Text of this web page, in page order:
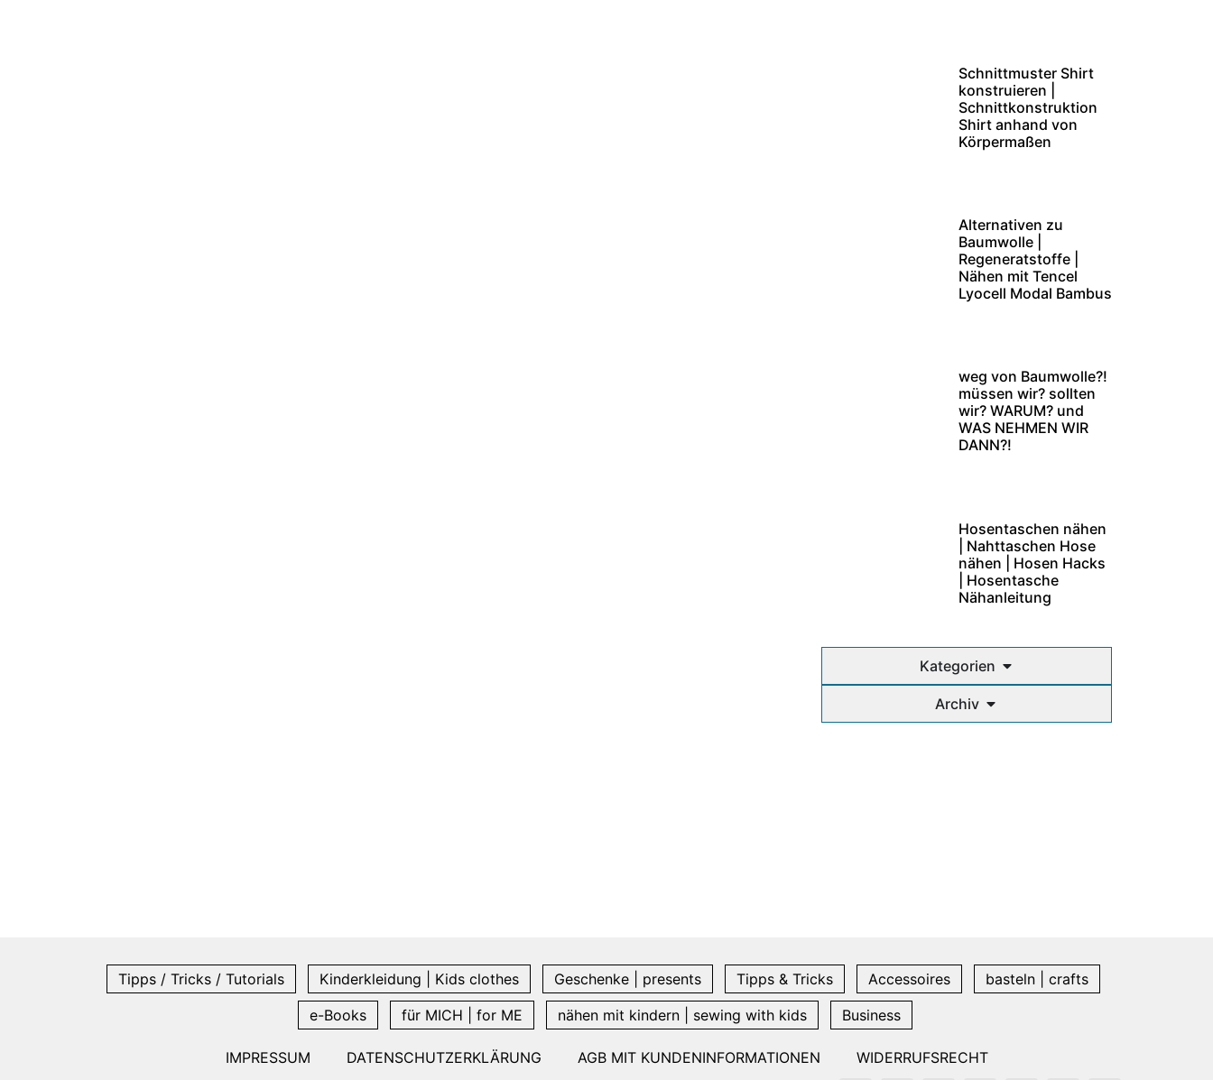
Schnittmuster Shirt
konstruieren |
Schnittkonstruktion
Shirt anhand von
Körpermaßen
Alternativen zu
Baumwolle |
Regeneratstoffe |
Nähen mit Tencel
Lyocell Modal Bambus
weg von Baumwolle?!
müssen wir? sollten
wir? WARUM? und
WAS NEHMEN WIR
DANN?!
Hosentaschen nähen
| Nahttaschen Hose
nähen | Hosen Hacks
| Hosentasche
Nähanleitung
Kategorien
Archiv
Tipps / Tricks / Tutorials Kinderkleidung | Kids clothes Geschenke | presents Tipps & Tricks Accessoires
basteln | crafts
e-Books
für MICH | for ME nähen mit kindern | sewing with kids Business
IMPRESSUM DATENSCHUTZERKLÄRUNG AGB MIT KUNDENINFORMATIONEN WIDERRUFSRECHT